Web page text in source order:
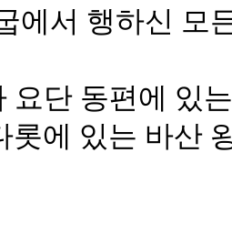
에서 행하신 모
요단 동편에 있
롯에 있는 바산